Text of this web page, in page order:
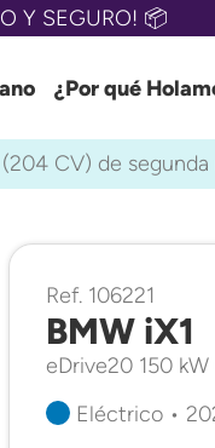
Y SEGURO! 📦
¿Por qué
CV) de segunda
Ref. 106221
BMW iX1
eDrive20 150
Eléctrico •